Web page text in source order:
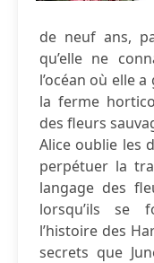
de neuf ans,
qu’elle ne
l’océan où elle
la ferme
des fleurs
Alice oublie les
perpétuer la
langage des
lorsqu’ils se
l’histoire des
secrets que